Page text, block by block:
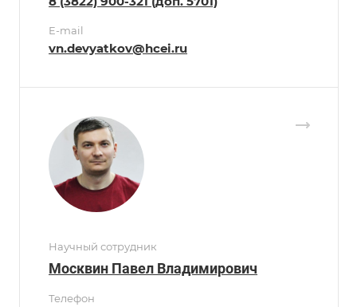
E-mail
vn.devyatkov@hcei.ru
Научный сотрудник
Москвин Павел Владимирович
Телефон